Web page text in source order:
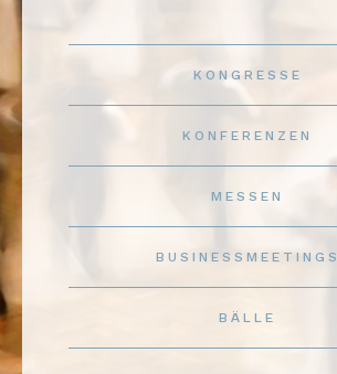
KONGRESSE
KONFERENZEN
MESSEN
BUSINESSMEETINGS
BÄLLE